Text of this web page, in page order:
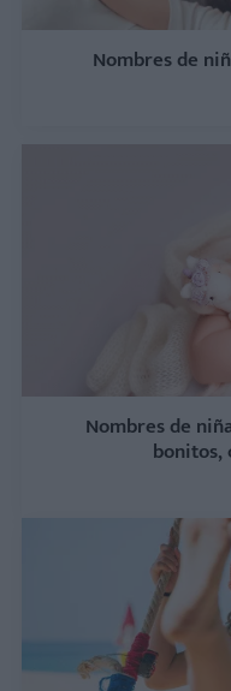
Nombres de
Nombres de
bonitos,